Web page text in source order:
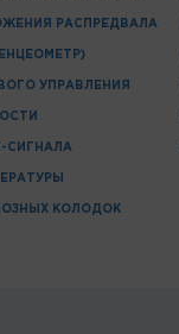
РАСПРЕДВАЛА
УПРАВЛЕНИЯ
СИГНАЛА
КОЛОДОК